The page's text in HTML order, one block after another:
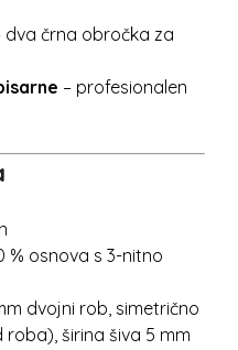
dva črna obročka za
– profesionalen
% osnova s 3-nitno
dvojni rob, simetrično
roba), širina šiva 5 mm